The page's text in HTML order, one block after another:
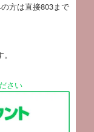
方は直接803まで
さい